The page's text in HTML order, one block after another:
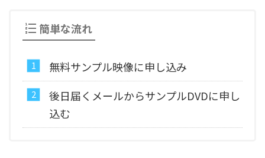
簡単な流れ
無料サンプル映像に申し込み
後日届くメールからサンプルDVDに申し
込む